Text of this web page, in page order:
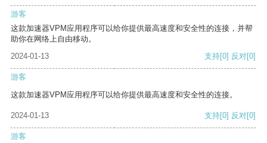
游客
这款加速器VPM应用程序可以给你提供最高速度和安全性的连接，并帮
助你在网络上自由移动。
2024-01-13
支持[0] 反对[0]
游客
这款加速器VPM应用程序可以给你提供最高速度和安全性的连接。
2024-01-13 支持[0] 反对[0]
游客